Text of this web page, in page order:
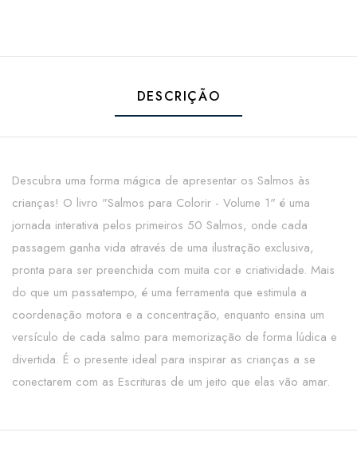
DESCRIÇÃO
Descubra uma forma mágica de apresentar os Salmos às
crianças! O livro "Salmos para Colorir - Volume 1" é uma
jornada interativa pelos primeiros 50 Salmos, onde cada
passagem ganha vida através de uma ilustração exclusiva,
pronta para ser preenchida com muita cor e criatividade. Mais
do que um passatempo, é uma ferramenta que estimula a
coordenação motora e a concentração, enquanto ensina um
versículo de cada salmo para memorização de forma lúdica e
divertida. É o presente ideal para inspirar as crianças a se
conectarem com as Escrituras de um jeito que elas vão amar.